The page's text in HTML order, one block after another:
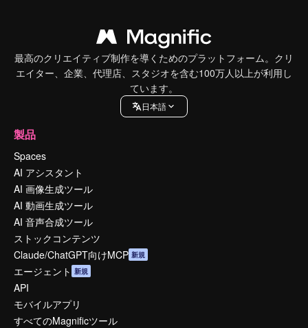
最高のクリエイティブ制作を導くためのプラットフォーム。クリ
エイター、企業、代理店、スタジオを含む100万人以上が利用し
ています。
日本語
製品
Spaces
AI アシスタント
AI 画像生成ツール
AI 動画生成ツール
AI 音声合成ツール
ストックコンテンツ
Claude/ChatGPT向けMCP 新規
エージェント 新規
API
モバイルアプリ
すべてのMagnificツール